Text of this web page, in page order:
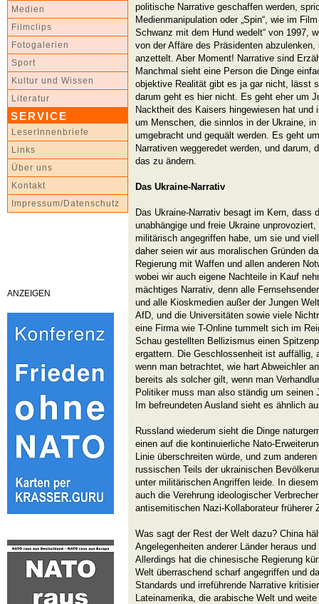
Medien
Filmclips
Fotogalerien
Sport
Kultur und Wissen
Literatur
SERVICE
LeserInnenbriefe
Links
Über uns
Kontakt
Impressum/Datenschutz
ANZEIGEN
politische Narrative geschaffen werden,
Medienmanipulation oder „Spin“, wie im
Schwanz mit dem Hund wedelt“ von 1997,
von der Affäre des Präsidenten
anzettelt. Aber Moment! Narrative sind
Manchmal sieht eine Person die Dinge
objektive Realität gibt es ja gar nicht, lässt
darum geht es hier nicht. Es geht eher um
Nacktheit des Kaisers hingewiesen hat
um Menschen, die sinnlos in der Ukraine,
umgebracht und gequält werden. Es geht
Narrativen weggeredet werden, und darum,
das zu ändern.
Das Ukraine-Narrativ
Das Ukraine-Narrativ besagt im Kern, dass
unabhängige und freie Ukraine
militärisch angegriffen habe, um sie und
daher seien wir aus moralischen Gründen
Regierung mit Waffen und allen anderen
wobei wir auch eigene Nachteile in Kauf
mächtiges Narrativ, denn alle
und alle Kioskmedien außer der Jungen
AfD, und die Universitäten sowie viele
eine Firma wie T-Online tummelt sich im
Schau gestellten Bellizismus einen
ergattern. Die Geschlossenheit ist auffällig,
wenn man betrachtet, wie hart Abweichler
bereits als solcher gilt, wenn man
Politiker muss man also ständig um seinen
Im befreundeten Ausland sieht es ähnlich
Russland wiederum sieht die Dinge
einen auf die kontinuierliche Nato-
Linie überschreiten würde, und zum
russischen Teils der ukrainischen
unter militärischen Angriffen leide. In
auch die Verehrung ideologischer
antisemitischen Nazi-Kollaborateur früherer
Was sagt der Rest der Welt dazu? China
Angelegenheiten anderer Länder heraus
Allerdings hat die chinesische Regierung
Welt überraschend scharf angegriffen und
Standards und irreführende Narrative
Lateinamerika, die arabische Welt und